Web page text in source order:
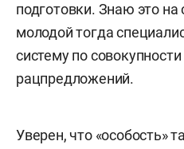
подготовки. Знаю это
молодой тогда
систему по
рацпредложений.
Уверен, что «особость»